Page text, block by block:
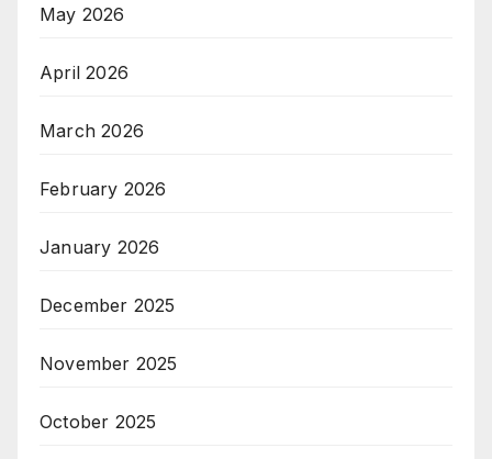
May 2026
April 2026
March 2026
February 2026
January 2026
December 2025
November 2025
October 2025